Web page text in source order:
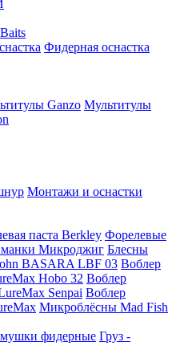
Фидерная оснастка
Ganzo Мультитулы
Монтажи и оснастки
паста Berkley Форелевые
Микроджиг Блесны
BASARA LBF 03 Воблер
Hobo 32 Воблер
Senpai Воблер
Микроблёсны Mad Fish
фидерные Груз -